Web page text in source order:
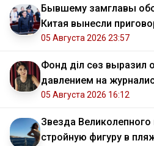
Бывшему замглавы
Китая вынесли
05 Августа 2026 23:57
Фонд Әділ сөз выразил
давлением на
05 Августа 2026 16:12
Звезда Великолепного
стройную фигуру в